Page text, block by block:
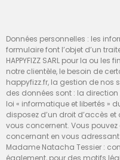
Données personnelles : les
formulaire font l’objet d’un
HAPPYFIZZ SARL pour la ou
notre clientèle, le besoin de
happyfizz.fr, la gestion de nos
des données sont : la direction
loi « informatique et libertés »
disposez d’un droit d’accès
vous concernent. Vous
concernant en vous adressant
Madame Natacha Tessier :